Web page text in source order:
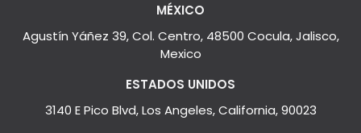
MÉXICO
Agustín Yáñez 39, Col. Centro, 48500 Cocula, Jalisco,
Mexico
ESTADOS UNIDOS
3140 E Pico Blvd, Los Angeles, California, 90023